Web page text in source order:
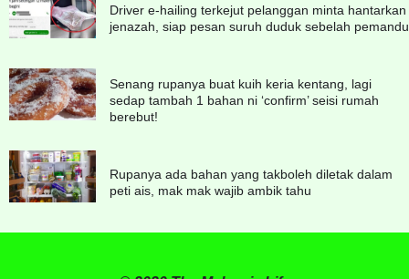
Driver e-hailing terkejut pelanggan minta hantarkan
jenazah, siap pesan suruh duduk sebelah pemandu
Senang rupanya buat kuih keria kentang, lagi
sedap tambah 1 bahan ni ‘confirm’ seisi rumah
berebut!
Rupanya ada bahan yang takboleh diletak dalam
peti ais, mak mak wajib ambik tahu